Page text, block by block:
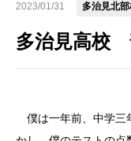
2023/01/31 多治見北
多治見高校
僕は一年前、中学三